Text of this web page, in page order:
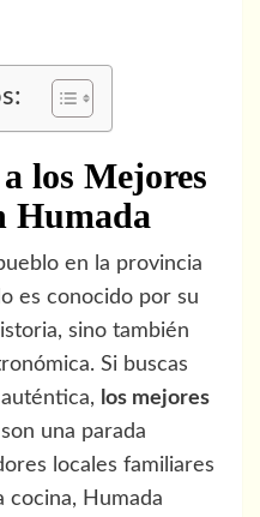
los Mejores
Humada
en la provincia
es conocido por su
sino también
Si buscas
los mejores
son una parada
locales familiares
cocina, Humada